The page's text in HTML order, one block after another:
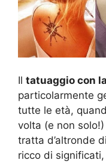
Il tatuaggio con
particolarmente
tutte le età,
volta (e non
tratta d’altronde
ricco di